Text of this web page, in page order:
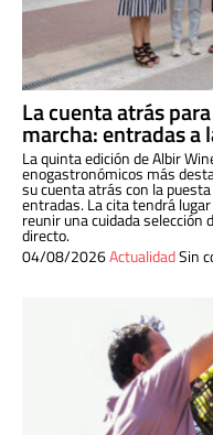
La cuenta atrás
marcha: entradas
La quinta edición de Albir
enogastronómicos más
su cuenta atrás con la
entradas. La cita tendrá
reunir una cuidada
directo.
04/08/2026ActualidadSin